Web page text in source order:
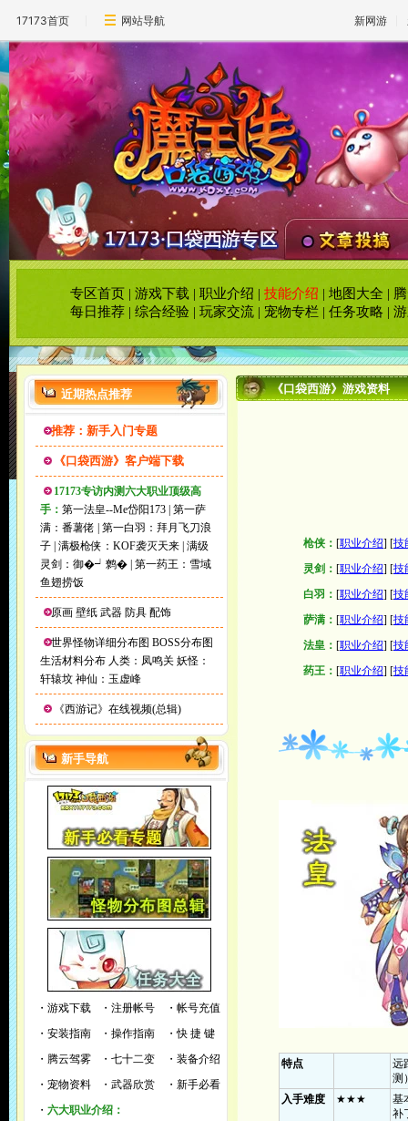
17173首页 网站导航 新网游
专区首页 |游戏下载 |职业介绍 |技能介绍 |地图大全 |
每日推荐 |综合经验 |玩家交流 | 宠物专栏 |任务攻略 |
近期热点推荐
推荐：新手入门专题
《口袋西游》客户端下载
17173专访内测六大职业顶级高
手：第一法皇--Me岱阳173 |第一萨
满：番薯佬
|第一白羽：拜月飞刀浪
子 |满极枪侠：KOF袭灭天来 |满级
灵剑：御�┙鹩� |第一药王：雪域
鱼翅捞饭
原画 壁纸 武器 防具 配饰
世界怪物详细分布图 BOSS分布图
生活材料分布 人类：凤鸣关 妖怪：
轩辕坟 神仙：玉虚峰
《西游记》在线视频(总辑)
新手导航
・ 游戏下载 ・ 注册帐号 ・ 帐号充值
・ 安装指南 ・ 操作指南 ・快 捷 键
・ 腾云驾雾 ・ 七十二变 ・ 装备介绍
・ 宠物资料 ・ 武器欣赏 ・ 新手必看
・ 六大职业介绍：
《口袋西游》游戏资料
枪侠： [职业介绍] [技
灵剑： [职业介绍] [技
白羽： [职业介绍] [技
萨满： [职业介绍] [技
法皇： [职业介绍] [技
药王： [职业介绍] [技
特点
远
测
入手难度
★★★
基
补